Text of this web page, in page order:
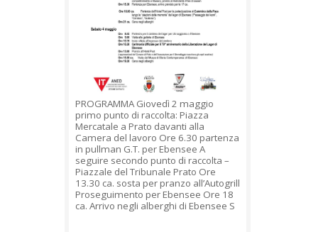
PROGRAMMA Giovedì 2 maggio
primo punto di raccolta: Piazza
Mercatale a Prato davanti alla
Camera del lavoro Ore 6.30 partenza
in pullman G.T. per Ebensee A
seguire secondo punto di raccolta –
Piazzale del Tribunale Prato Ore
13.30 ca. sosta per pranzo all’Autogrill
Proseguimento per Ebensee Ore 18
ca. Arrivo negli alberghi di Ebensee S